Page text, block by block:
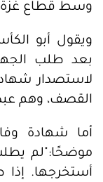
وسط قطاع غزة في 20 نوفمبر/تشرين
ويقول أبو
بعد طلب
لاستصدار
القصف، وهم عبد
أما شهادة
موضحًا:"لم
أستخرجها.